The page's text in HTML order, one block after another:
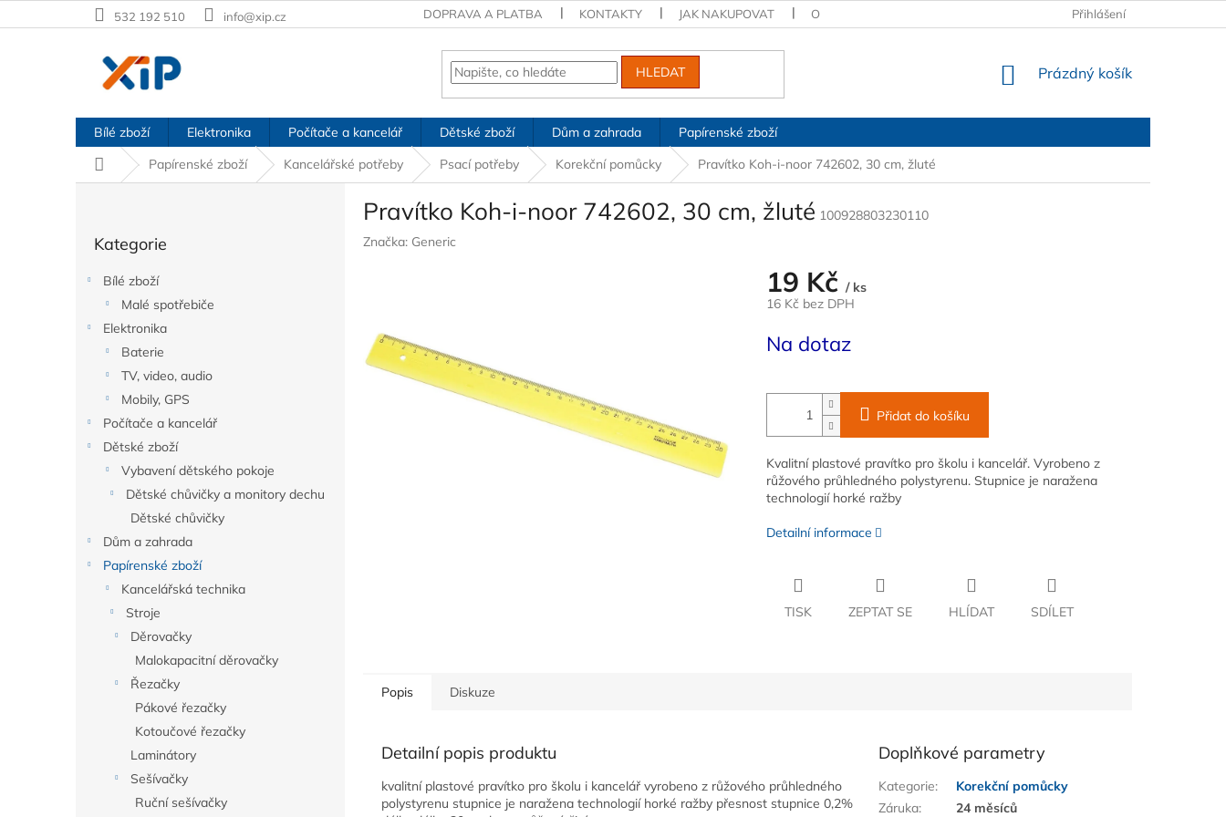
na
532 192 510 info@xip.cz DOPRAVA A PLATBA KONTAKTY JAK NAKUPOVAT OBCHODNÍ PODMÍNKY PODMÍNKY OCHRANY OSOBNÍCH ÚDAJŮ
Přihlášení
HLEDAT
NÁKUPNÍ
Prázdný košík
Bílé zboží Elektronika Počítače a kancelář Dětské zboží Dům a zahrada
Papírenské zboží
Domů
Papírenské zboží Kancelářské potřeby Psací potřeby Korekční pomůcky Pravítko Koh-i-noor 742602, 30 cm, žluté
kategorie
Kategorie
Bílé zboží
Malé spotřebiče
Elektronika
Baterie
TV, video, audio
Mobily, GPS
Počítače a kancelář
Dětské zboží
Vybavení dětského pokoje
Dětské chůvičky a monitory dechu
Dětské chůvičky
Dům a zahrada
Papírenské zboží
Kancelářská technika
Stroje
Děrovačky
Malokapacitní děrovačky
Řezačky
Pákové řezačky
Kotoučové řezačky
Laminátory
Sešívačky
Ruční sešívačky
Pravítko Koh-i-noor 742602, 30 cm, žluté 100928803230110
Značka: Generic
19 Kč / ks
16 Kč bez DPH
cena:
Na dotaz
Přidat do košíku
Kvalitní plastové pravítko pro školu i kancelář. Vyrobeno z
růžového průhledného polystyrenu. Stupnice je naražena
technologií horké ražby
Detailní informace
TISK ZEPTAT SE HLÍDAT SDÍLET
Popis Diskuze
Detailní popis produktu
kvalitní plastové pravítko pro školu i kancelář vyrobeno z růžového průhledného
polystyrenu stupnice je naražena technologií horké ražby přesnost stupnice 0,2%
Doplňkové parametry
Kategorie:
Korekční pomůcky
Záruka: 24 měsíců